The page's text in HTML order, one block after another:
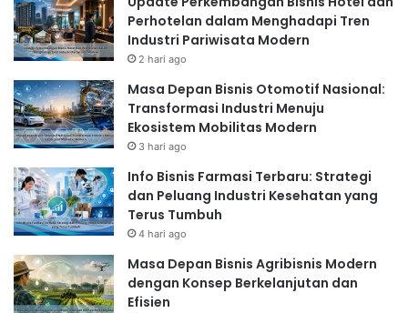
Perhotelan dalam Menghadapi Tren
Industri Pariwisata Modern
2 hari ago
Masa Depan Bisnis Otomotif Nasional:
Transformasi Industri Menuju
Ekosistem Mobilitas Modern
3 hari ago
Info Bisnis Farmasi Terbaru: Strategi
dan Peluang Industri Kesehatan yang
Terus Tumbuh
4 hari ago
Masa Depan Bisnis Agribisnis Modern
dengan Konsep Berkelanjutan dan
Efisien